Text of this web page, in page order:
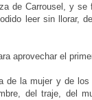
de Carrousel, y
leer sin llorar,
aprovechar el
de la mujer y de
del traje, del